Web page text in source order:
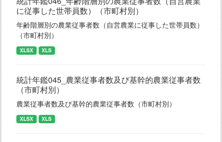
に従事した世帯員数）（市町村別）
年齢階層別の農業従事者数（自営農業に従事した世帯員数）
（市町村別）
XLSX XLS
統計年鑑045_農業従事者数及び基幹的農業従事者数
（市町村別）
農業従事者数及び基幹的農業従事者数（市町村別）
XLSX XLS